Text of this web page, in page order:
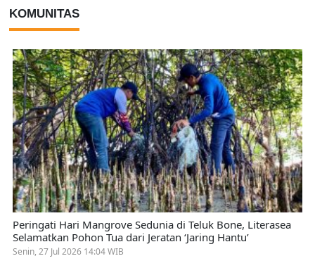
KOMUNITAS
Peringati Hari Mangrove Sedunia di Teluk Bone, Literasea
Selamatkan Pohon Tua dari Jeratan ‘Jaring Hantu’
Senin, 27 Jul 2026 14:04 WIB